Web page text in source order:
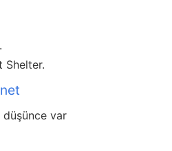
Shelter.
düşünce var